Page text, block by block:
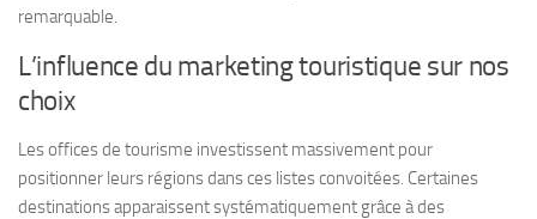
remarquable.
L’influence du marketing touristique sur nos
choix
Les offices de tourisme investissent massivement pour
positionner leurs régions dans ces listes convoitées. Certaines
destinations apparaissent systématiquement grâce à des